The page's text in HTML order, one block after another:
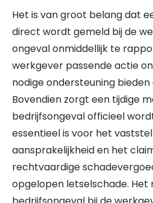
Het is van groot belang dat
direct wordt gemeld bij de
ongeval onmiddellijk te
werkgever passende actie
nodige ondersteuning
Bovendien zorgt een tijdige
bedrijfsongeval officieel
essentieel is voor het
aansprakelijkheid en het
rechtvaardige
opgelopen letselschade. Het